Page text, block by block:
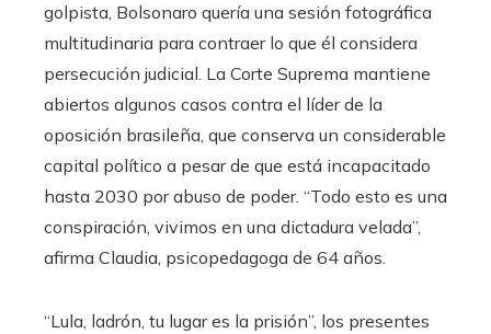
golpista, Bolsonaro quería una sesión fotográfica
multitudinaria para contraer lo que él considera
persecución judicial. La Corte Suprema mantiene
abiertos algunos casos contra el líder de la
oposición brasileña, que conserva un considerable
capital político a pesar de que está incapacitado
hasta 2030 por abuso de poder. “Todo esto es una
conspiración, vivimos en una dictadura velada”,
afirma Claudia, psicopedagoga de 64 años.
“Lula, ladrón, tu lugar es la prisión”, los presentes